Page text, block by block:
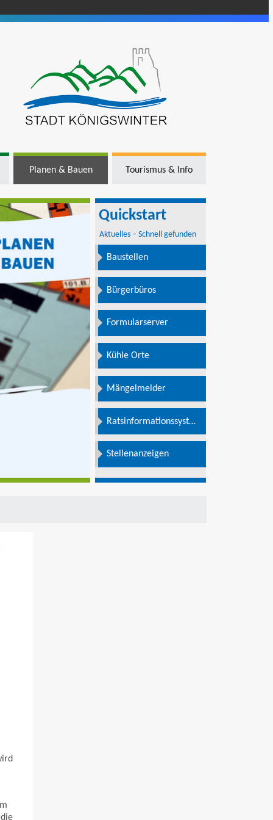
Planen & Bauen Tourismus & Info
Quickstart
Aktuelles – Schnell gefunden
Baustellen
Bürgerbüros
Formularserver
Kühle Orte
Mängelmelder
Ratsinformationssystem
Stellenanzeigen